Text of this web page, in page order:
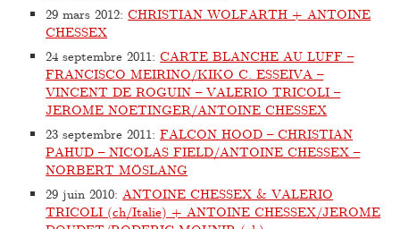
29 mars 2012:CHRISTIAN WOLFARTH + ANTOINE
CHESSEX
24 septembre 2011:CARTE BLANCHE AU LUFF –
FRANCISCO MEIRINO/KIKO C. ESSEIVA –
VINCENT DE ROGUIN – VALERIO TRICOLI –
JEROME NOETINGER/ANTOINE CHESSEX
23 septembre 2011:FALCON HOOD – CHRISTIAN
PAHUD – NICOLAS FIELD/ANTOINE CHESSEX –
NORBERT MÖSLANG
29 juin 2010: ANTOINE CHESSEX & VALERIO
TRICOLI (ch/Italie) + ANTOINE CHESSEX/JEROME